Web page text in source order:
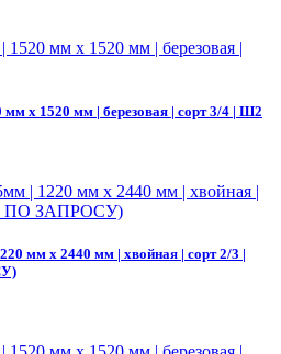
х 1520 мм | березовая | сорт 3/4 | Ш2
мм х 2440 мм | хвойная | сорт 2/3 |